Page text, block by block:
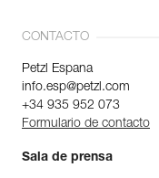
CONTACTO
Petzl Espana
info.esp@petzl.com
+34 935 952 073
Formulario de contacto
Sala de prensa